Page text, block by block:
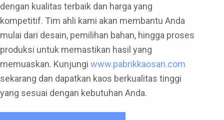
dengan kualitas terbaik dan harga yang
kompetitif. Tim ahli kami akan membantu Anda
mulai dari desain, pemilihan bahan, hingga proses
produksi untuk memastikan hasil yang
memuaskan. Kunjungi www.pabrikkaosan.com
sekarang dan dapatkan kaos berkualitas tinggi
yang sesuai dengan kebutuhan Anda.